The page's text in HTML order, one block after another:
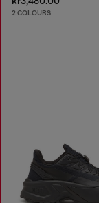
2 COLOURS